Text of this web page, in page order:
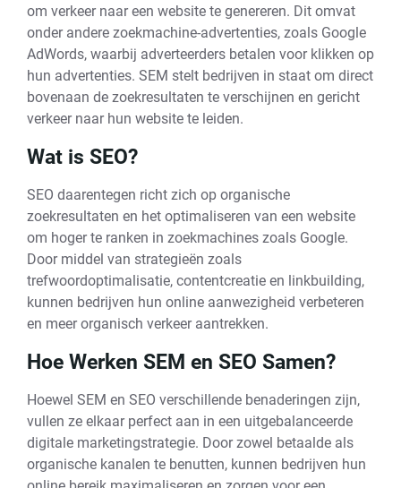
om verkeer naar een website te genereren. Dit omvat
onder andere zoekmachine-advertenties, zoals Google
AdWords, waarbij adverteerders betalen voor klikken op
hun advertenties. SEM stelt bedrijven in staat om direct
bovenaan de zoekresultaten te verschijnen en gericht
verkeer naar hun website te leiden.
Wat is SEO?
SEO daarentegen richt zich op organische
zoekresultaten en het optimaliseren van een website
om hoger te ranken in zoekmachines zoals Google.
Door middel van strategieën zoals
trefwoordoptimalisatie, contentcreatie en linkbuilding,
kunnen bedrijven hun online aanwezigheid verbeteren
en meer organisch verkeer aantrekken.
Hoe Werken SEM en SEO Samen?
Hoewel SEM en SEO verschillende benaderingen zijn,
vullen ze elkaar perfect aan in een uitgebalanceerde
digitale marketingstrategie. Door zowel betaalde als
organische kanalen te benutten, kunnen bedrijven hun